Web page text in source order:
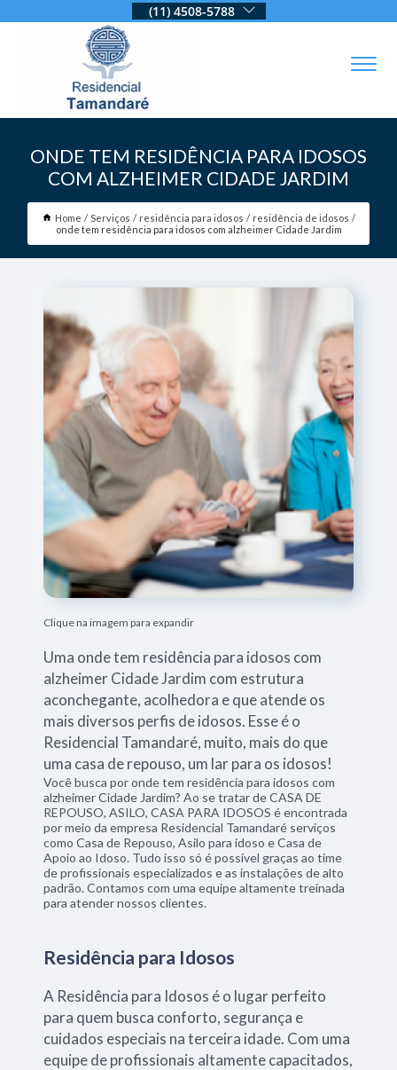
(11) 4508-5788
ONDE TEM RESIDÊNCIA PARA IDOSOS
COM ALZHEIMER CIDADE JARDIM
Home Serviços residência para idosos
residência de idosos
onde tem residência para idosos com alzheimer Cidade Jardim
Clique na imagem para expandir
Uma onde tem residência para idosos com
alzheimer Cidade Jardim com estrutura
aconchegante, acolhedora e que atende os
mais diversos perfis de idosos. Esse é o
Residencial Tamandaré, muito, mais do que
uma casa de repouso, um lar para os idosos!
Você busca por onde tem residência para idosos com
alzheimer Cidade Jardim? Ao se tratar de CASA DE
REPOUSO, ASILO, CASA PARA IDOSOS é encontrada
por meio da empresa Residencial Tamandaré serviços
como Casa de Repouso, Asilo para idoso e Casa de
Apoio ao Idoso. Tudo isso só é possível graças ao time
de profissionais especializados e as instalações de alto
padrão. Contamos com uma equipe altamente treinada
para atender nossos clientes.
Residência para Idosos
A Residência para Idosos é o lugar perfeito
para quem busca conforto, segurança e
cuidados especiais na terceira idade. Com uma
equipe de profissionais altamente capacitados,